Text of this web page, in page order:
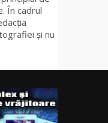
În cadrul
și nu